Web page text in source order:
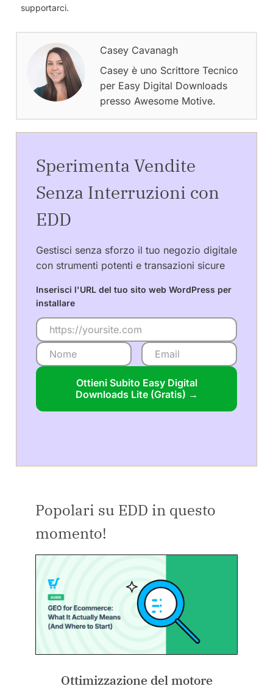
supportarci.
Casey Cavanagh
Casey è uno Scrittore Tecnico
per Easy Digital Downloads
presso Awesome Motive.
Sperimenta Vendite
Senza Interruzioni con
EDD
Gestisci senza sforzo il tuo negozio digitale
con strumenti potenti e transazioni sicure
Inserisci l'URL del tuo sito web WordPress per
installare
Ottieni Subito Easy Digital
Downloads Lite (Gratis) →
Popolari su EDD in questo
momento!
Ottimizzazione del motore